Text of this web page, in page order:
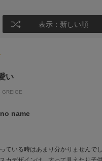
表示：新しい順
い
GREIGE
no name
ている時はあまり分かりませんで